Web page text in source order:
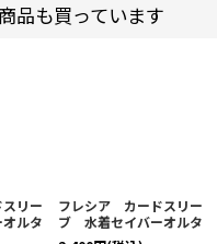
品も買っています
リー
ルタ
フレシア カードスリー
ブ 水着セイバーオルタ